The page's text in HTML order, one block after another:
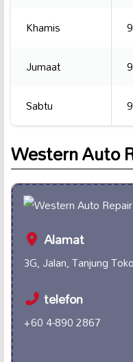
Khamis
Jumaat
Sabtu
Western Auto
Alamat
3G, Jalan, Tanjung
telefon
+60 4-890 2867